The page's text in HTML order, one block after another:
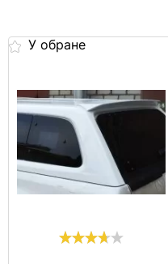
У обране